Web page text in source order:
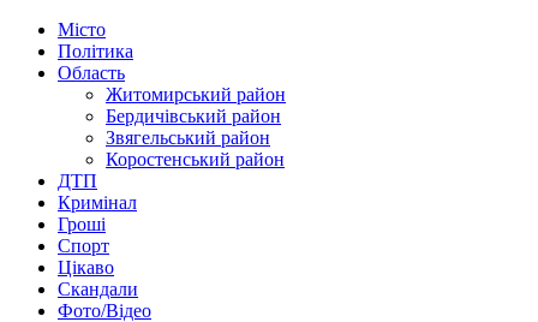
Місто
Політика
Область
Житомирський район
Бердичівський район
Звягельський район
Коростенський район
ДТП
Кримінал
Гроші
Спорт
Цікаво
Скандали
Фото/Відео